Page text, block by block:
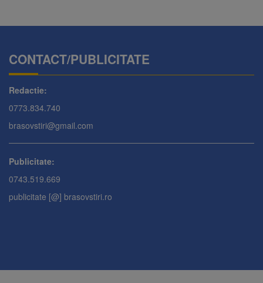
CONTACT/PUBLICITATE
Redactie:
0773.834.740
brasovstiri@gmail.com
Publicitate:
0743.519.669
publicitate [@] brasovstiri.ro